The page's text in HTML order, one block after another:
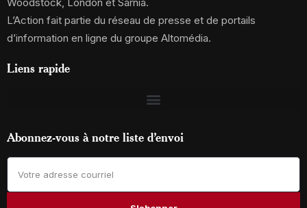
Woodstock, London et Sarnia.
L’Action fait partie du réseau de presse et de portails
d’information en ligne du groupe Altomédia.
Liens rapide
Abonnez-vous à notre liste d’envoi